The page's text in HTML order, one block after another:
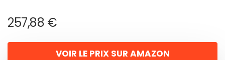
257,88 €
VOIR LE PRIX SUR AMAZON